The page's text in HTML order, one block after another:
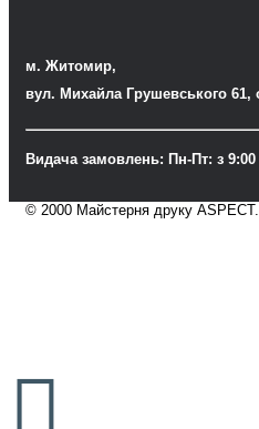
м. Житомир,
вул. Михайла Грушевського 61,
Видача замовлень: Пн-Пт: з 9:00
© 2000 Майстерня друку